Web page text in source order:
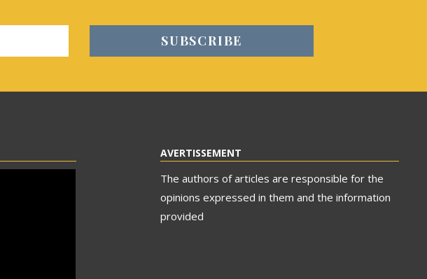
AVERTISSEMENT
The authors of articles are responsible for the
opinions expressed in them and the information
provided